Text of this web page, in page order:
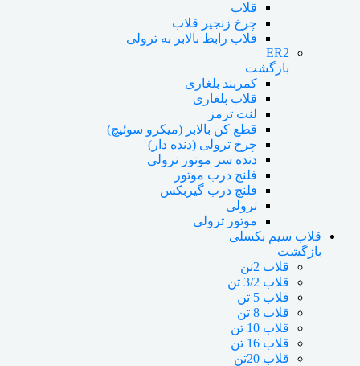
قلاب
چرخ زنجیر قلاب
قلاب رابط بالابر به ترولی
ER2
بازگشت
کمربند بلغاری
قلاب بلغاری
لنت ترمز
قطع کن بالابر (میکرو سوئیچ)
چرخ ترولی (دنده دار)
دنده سر موتور ترولی
فلنچ درب موتور
فلنچ درب گیربکس
ترولی
موتور ترولی
قلاب سیم بکسلی
بازگشت
قلاب 2تن
قلاب 3/2 تن
قلاب 5 تن
قلاب 8 تن
قلاب 10 تن
قلاب 16 تن
قلاب 20تن